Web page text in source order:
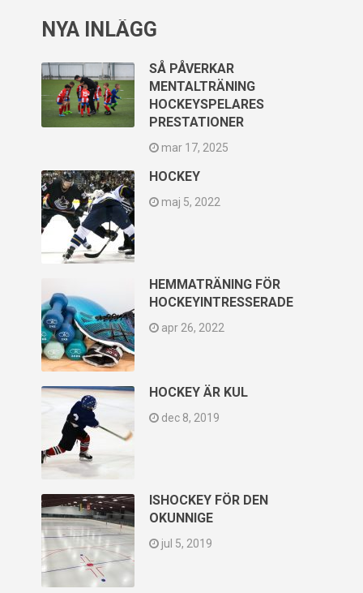
NYA INLÄGG
SÅ PÅVERKAR
MENTALTRÄNING
HOCKEYSPELARES
PRESTATIONER
mar 17, 2025
HOCKEY
maj 5, 2022
HEMMATRÄNING FÖR
HOCKEYINTRESSERADE
apr 26, 2022
HOCKEY ÄR KUL
dec 8, 2019
ISHOCKEY FÖR DEN
OKUNNIGE
jul 5, 2019